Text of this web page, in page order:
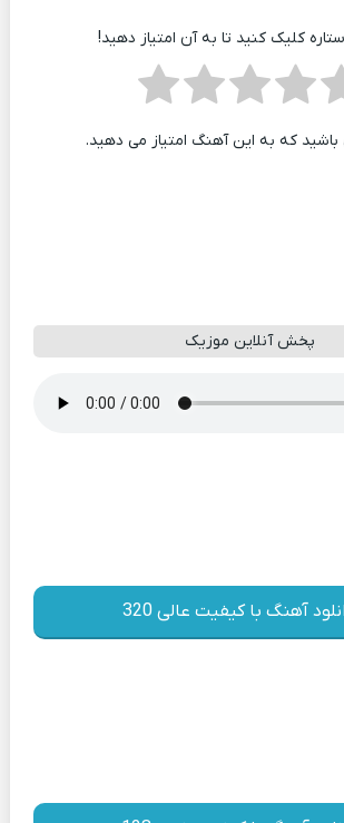
کلیک کنید تا به آن امتیاز دهید!
باشید که به این آهنگ امتیاز می دهید.
پخش آنلاین موزیک
آهنگ با کیفیت عالی 320